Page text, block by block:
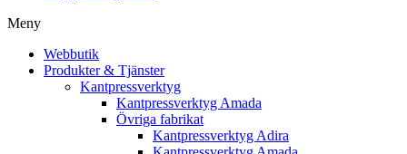
Meny
Webbutik
Produkter & Tjänster
Kantpressverktyg
Kantpressverktyg Amada
Övriga fabrikat
Kantpressverktyg Adira